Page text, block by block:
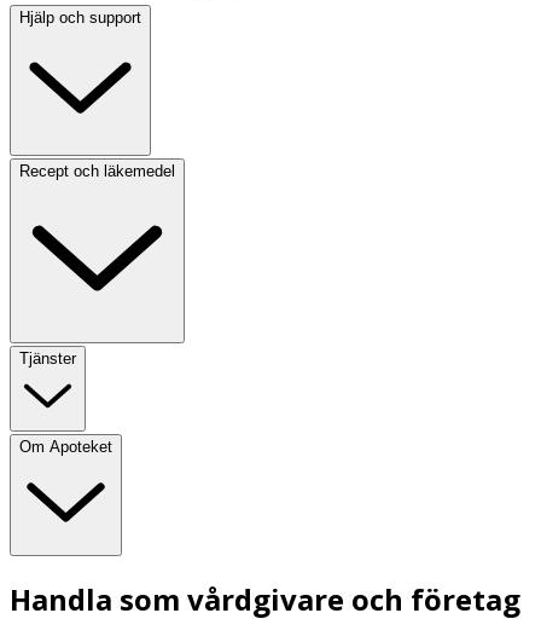
Hjälp och support
Recept och läkemedel
Tjänster
Om Apoteket
Handla som vårdgivare och företag